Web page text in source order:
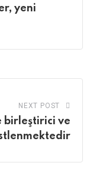
yeni
NEXT POST
birleştirici ve